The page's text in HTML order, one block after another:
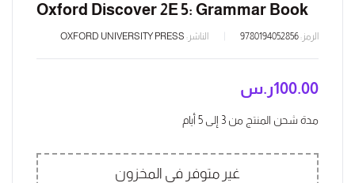
Oxford Discover 2E 5: Grammar Book
الرمز: 9780194052856 الناشر: OXFORD UNIVERSITY PRESS
ر.س100.00
مدة شحن المنتج من 3 إلى 5 أيام
غير متوفر في المخزون